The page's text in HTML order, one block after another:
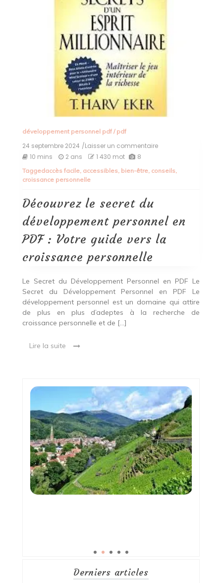
développement personnel pdf/ pdf
24 septembre 2024 /Laisser un commentaireon
secret
PDF
:
Votre
guide
personnelle
10 mins 2 ans 1 430 mot 8
Taggedaccès facile, accessibles, bien-être, conseils,
croissance personnelle
Découvrez le secret du
développement personnel en
PDF : Votre guide vers la
croissance personnelle
Le Secret du Développement Personnel en PDF Le
Secret du Développement Personnel en PDF Le
développement personnel est un domaine qui attire
de plus en plus d’adeptes à la recherche de
croissance personnelle et de […]
Lire la suite
Derniers articles